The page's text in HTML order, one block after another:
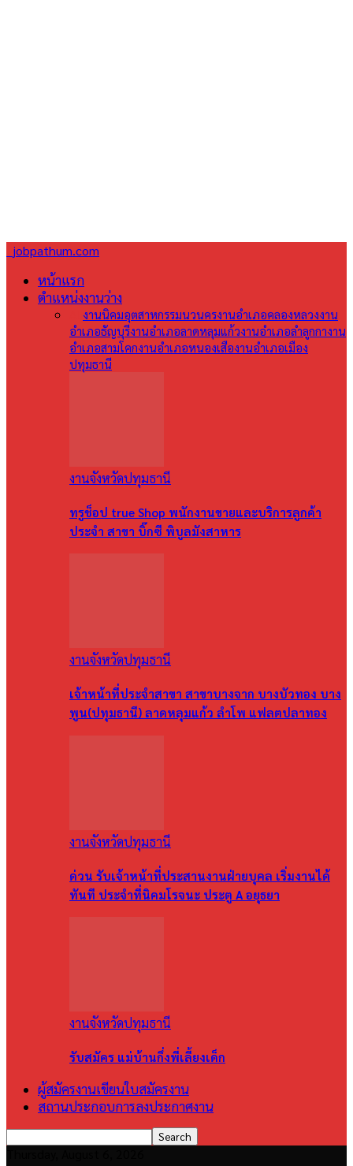
jobpathum.com
หน้าแรก
ตำแหน่งงานว่าง
งานนิคมอุตสาหกรรมนวนครงานอำเภอคลองหลวงงาน
อำเภอธัญบุรีงานอำเภอลาดหลุมแก้วงานอำเภอลำลูกกางาน
อำเภอสามโคกงานอำเภอหนองเสืองานอำเภอเมือง
ปทุมธานี
งานจังหวัดปทุมธานี
ทรูช็อป true Shop พนักงานขายและบริการลูกค้า
ประจำ สาขา บิ๊กซี พิบูลมังสาหาร
งานจังหวัดปทุมธานี
เจ้าหน้าที่ประจำสาขา สาขาบางจาก บางบัวทอง บาง
พูน(ปทุมธานี) ลาดหลุมแก้ว ลำโพ แฟลตปลาทอง
งานจังหวัดปทุมธานี
ด่วน รับเจ้าหน้าที่ประสานงานฝ่ายบุคล เริ่มงานได้
ทันที ประจำที่นิคมโรจนะ ประตู A อยุธยา
งานจังหวัดปทุมธานี
รับสมัคร แม่บ้านกึ่งพี่เลี้ยงเด็ก
ผู้สมัครงานเขียนใบสมัครงาน
สถานประกอบการลงประกาศงาน